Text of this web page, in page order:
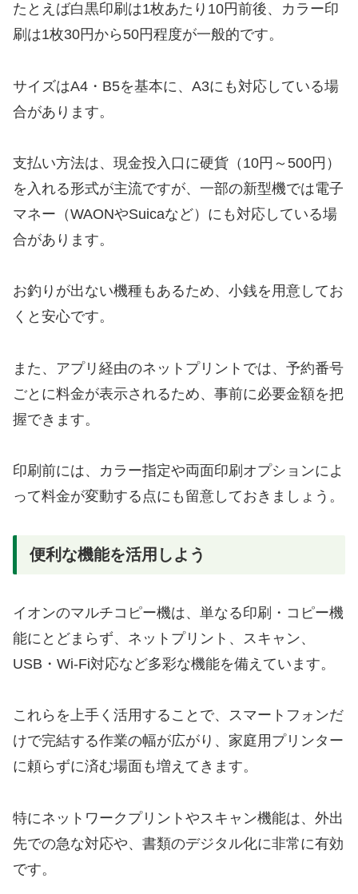
たとえば白黒印刷は1枚あたり10円前後、カラー印
刷は1枚30円から50円程度が一般的です。
サイズはA4・B5を基本に、A3にも対応している場
合があります。
支払い方法は、現金投入口に硬貨（10円～500円）
を入れる形式が主流ですが、一部の新型機では電子
マネー（WAONやSuicaなど）にも対応している場
合があります。
お釣りが出ない機種もあるため、小銭を用意してお
くと安心です。
また、アプリ経由のネットプリントでは、予約番号
ごとに料金が表示されるため、事前に必要金額を把
握できます。
印刷前には、カラー指定や両面印刷オプションによ
って料金が変動する点にも留意しておきましょう。
便利な機能を活用しよう
イオンのマルチコピー機は、単なる印刷・コピー機
能にとどまらず、ネットプリント、スキャン、
USB・Wi-Fi対応など多彩な機能を備えています。
これらを上手く活用することで、スマートフォンだ
けで完結する作業の幅が広がり、家庭用プリンター
に頼らずに済む場面も増えてきます。
特にネットワークプリントやスキャン機能は、外出
先での急な対応や、書類のデジタル化に非常に有効
です。